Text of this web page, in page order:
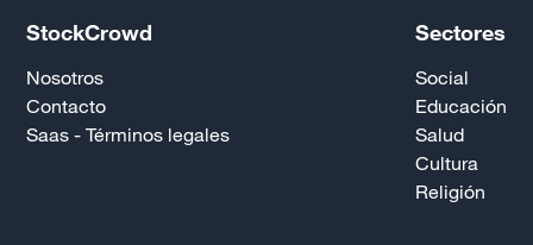
StockCrowd
Nosotros
Contacto
Saas - Términos legales
Sectores
Social
Educación
Salud
Cultura
Religión